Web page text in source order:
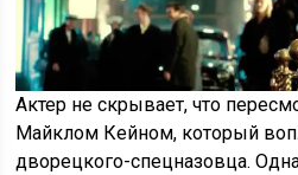
Актер не скрывает, что
Майклом Кейном, который
дворецкого-спецназовца.